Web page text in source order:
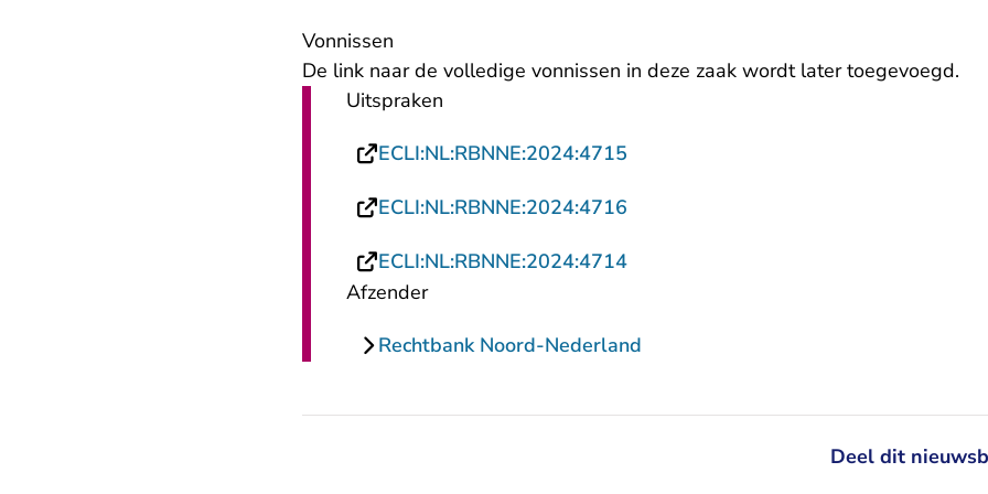
Vonnissen
De link naar de volledige vonnissen in deze zaak wordt later toegevoegd.
Uitspraken
ECLI:NL:RBNNE:2024:4715
ECLI:NL:RBNNE:2024:4716
ECLI:NL:RBNNE:2024:4714- U verlaat Rechtspraak.nl
Afzender
Rechtbank Noord-Nederland
Deel dit